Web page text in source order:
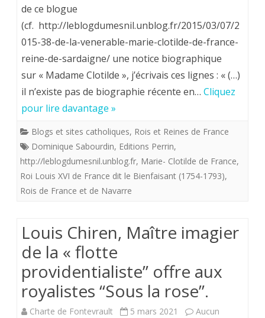
lire
ET
de ce blogue
(cf. http://leblogdumesnil.unblog.fr/2015/03/07/2
015-38-de-la-venerable-marie-clotilde-de-france-
reine-de-sardaigne/ une notice biographique
sur « Madame Clotilde », j’écrivais ces lignes : « (…)
il n’existe pas de biographie récente en… Cliquez
pour lire davantage »
Blogs et sites catholiques, Rois et Reines de France
Dominique Sabourdin, Editions Perrin,
http://leblogdumesnil.unblog.fr, Marie- Clotilde de France,
Roi Louis XVI de France dit le Bienfaisant (1754-1793),
Rois de France et de Navarre
Louis Chiren, Maître imagier
de la « flotte
providentialiste” offre aux
royalistes “Sous la rose”.
Charte de Fontevrault 5 mars 2021
Aucun